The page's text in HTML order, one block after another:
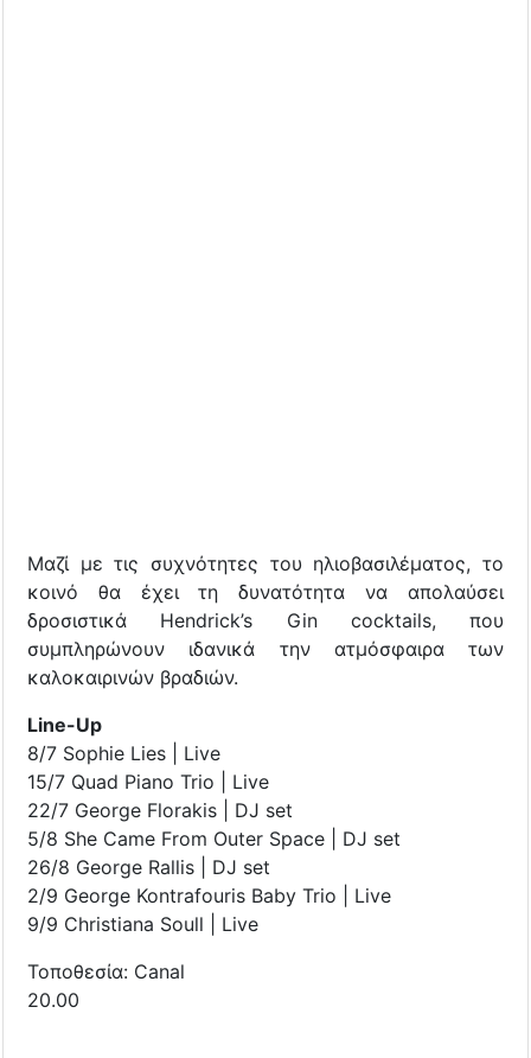
Μαζί με τις συχνότητες του ηλιοβασιλέματος, το
κοινό θα έχει τη δυνατότητα να απολαύσει
δροσιστικά Hendrick’s Gin cocktails, που
συμπληρώνουν ιδανικά την ατμόσφαιρα των
καλοκαιρινών βραδιών.
Line-Up
8/7 Sophie Lies | Live
15/7 Quad Piano Trio | Live
22/7 George Florakis | DJ set
5/8 She Came From Outer Space | DJ set
26/8 George Rallis | DJ set
2/9 George Kontrafouris Baby Trio | Live
9/9 Christiana Soull | Live
Τοποθεσία: Canal
20.00